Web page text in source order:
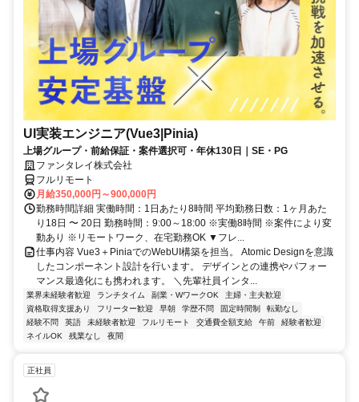
UI実装エンジニア(Vue3|Pinia)
上場グループ・前給保証・案件選択可・年休130日｜SE・PG
ファンタレイ株式会社
フルリモート
月給350,000円～900,000円
勤務時間詳細 実働時間：1日あたり8時間 平均勤務日数：1ヶ月あた
り18日 〜 20日 勤務時間：9:00～18:00 ※実働8時間 ※案件により変
動あり ※リモートワーク、在宅勤務OK ▼フレ...
仕事内容 Vue3＋PiniaでのWebUI構築を担当。 Atomic Designを意識
したコンポーネント設計を行います。 デザインとの連携やパフォー
マンス最適化にも携われます。 ＼先輩社員インタ...
業界未経験者歓迎 ランチタイム 副業・WワークOK
主婦・主夫歓迎
資格取得支援あり
フリーター歓迎 早朝 学歴不問 固定時間制
転勤なし
経験不問
英語 未経験者歓迎 フルリモート 交通費全額支給 午前
経験者歓迎
ネイルOK
残業なし 夜間
正社員